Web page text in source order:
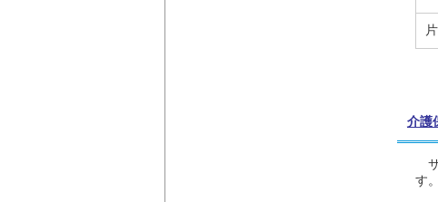
介護
す